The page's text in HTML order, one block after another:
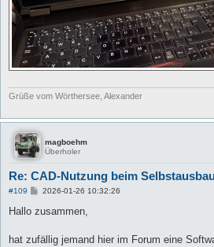
Grüße vom Wörthersee, Alexander
magboehm
Überholer
Re: CAD-Nutzung beim
#109
B
i
a
2026-01-26 10:32:26
Hallo zusammen,
hat zufällig jemand hier im Forum eine